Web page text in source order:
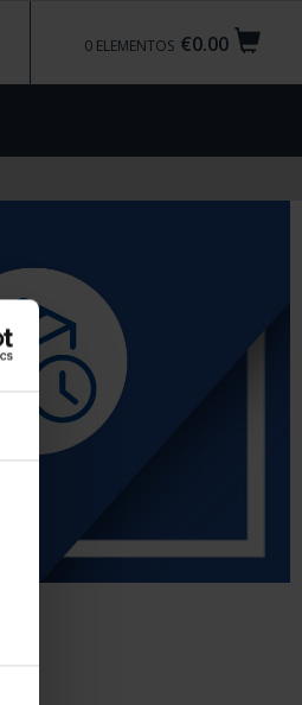
€0.00
0 ELEMENTOS